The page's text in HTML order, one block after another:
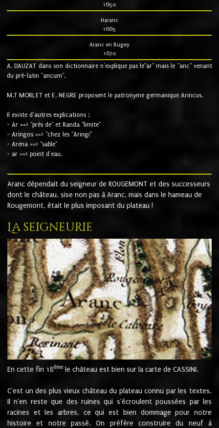
1650
Haranc
1665
Aranc en Bugey
1670
A. DAUZAT dans son dictionnaire n'explique pas le"ar" mais le "anc" venant
du pré-latin "ancum".
M.T MORLET et E. NEGRE proposent le patronyme germanique Arincus.
Il existe d'autres explications :
- Ar ==> "près de" et Randa "limite"
- Aringos ==> "chez les "Aringi"
- Arena ==> "sable"
- ar ==> point d'eau.
Aranc dépendait du seigneur de ROUGEMONT et des successeurs
dont le château, sise non pas à Aranc, mais dans le hameau de
Rougemont, était le plus imposant du plateau !
La seigneurie
En cette fin 18ème le château est bien sur la carte de CASSINI.
C'est un des plus vieux château du plateau connu par les textes.
Il n'en reste que des ruines qui s'écroulent poussées par les
racines et les arbres, ce qui est bien dommage pour notre
histoire et notre passé. On préfère construire du neuf à